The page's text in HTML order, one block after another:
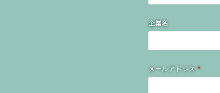
企業名
メールアドレス *